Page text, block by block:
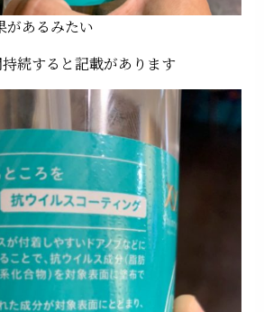
があるみたい
続すると記載があります